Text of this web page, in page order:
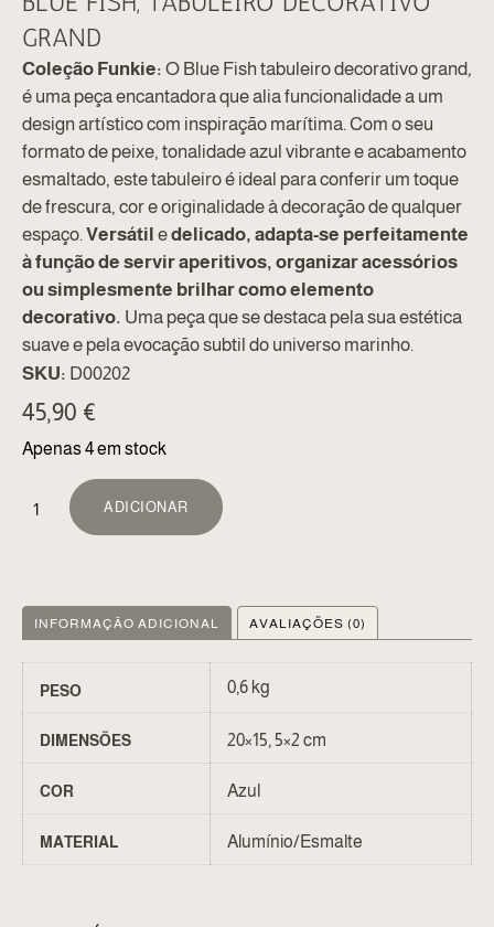
GRAND
Coleção Funkie: O Blue Fish tabuleiro decorativo grand,
é uma peça encantadora que alia funcionalidade a um
design artístico com inspiração marítima. Com o seu
formato de peixe, tonalidade azul vibrante e acabamento
esmaltado, este tabuleiro é ideal para conferir um toque
de frescura, cor e originalidade à decoração de qualquer
espaço.Versátil edelicado, adapta-se perfeitamente
à função de servir aperitivos, organizar acessórios
ou simplesmente brilhar como elemento
decorativo. Uma peça que se destaca pela sua estética
suave e pela evocação subtil do universo marinho.
SKU: D00202
45,90 €
Apenas 4 em stock
ADICIONAR
INFORMAÇÃO ADICIONAL AVALIAÇÕES (0)
PESO 0,6 kg
DIMENSÕES 20×15, 5×2 cm
COR Azul
MATERIAL Alumínio/Esmalte